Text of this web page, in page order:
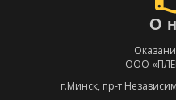
О
ООО
г.Минск, пр-т